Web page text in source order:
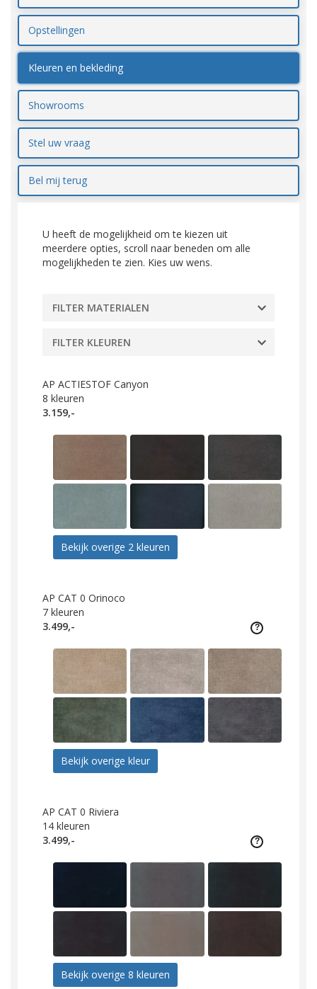
Opstellingen
Kleuren en bekleding
Showrooms
Stel uw vraag
Bel mij terug
U heeft de mogelijkheid om te kiezen uit
meerdere opties, scroll naar beneden om alle
mogelijkheden te zien. Kies uw wens.
FILTER MATERIALEN
FILTER KLEUREN
AP ACTIESTOF Canyon
8 kleuren
3.159,-
Bekijk overige 2 kleuren
AP CAT 0 Orinoco
7 kleuren
3.499,-
Bekijk overige kleur
AP CAT 0 Riviera
14 kleuren
3.499,-
Bekijk overige 8 kleuren